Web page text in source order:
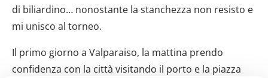
di biliardino… nonostante la stanchezza non resisto e
mi unisco al torneo.
Il primo giorno a Valparaiso, la mattina prendo
confidenza con la città visitando il porto e la piazza